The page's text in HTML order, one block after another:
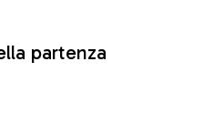
partenza